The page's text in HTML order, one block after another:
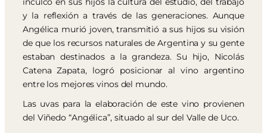
y la reflexión a través de las generaciones. Aunque
Angélica murió joven, transmitió a sus hijos su visión
de que los recursos naturales de Argentina y su gente
estaban destinados a la grandeza. Su hijo, Nicolás
Catena Zapata, logró posicionar al vino argentino
entre los mejores vinos del mundo.
Las uvas para la elaboración de este vino provienen
del Viñedo “Angélica”, situado al sur del Valle de Uco.